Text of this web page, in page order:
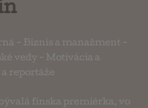
- Biznis a manažment -
vedy - Motivácia a
reportáže
fínska premiérka, vo